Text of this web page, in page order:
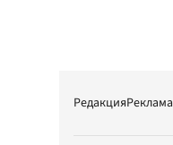
РедакцияРеклама